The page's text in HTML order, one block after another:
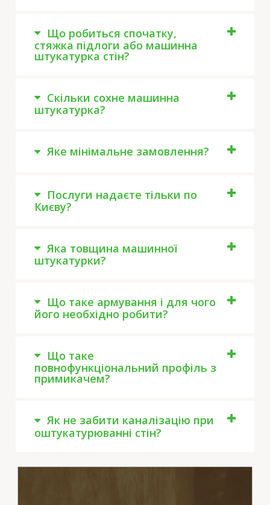
Що робиться спочатку,
стяжка підлоги або машинна
штукатурка стін?
Скільки сохне машинна
штукатурка?
Яке мінімальне замовлення?
Послуги надаєте тільки по
Києву?
Яка товщина машинної
штукатурки?
Що таке армування і для чого
його необхідно робити?
Що таке
повнофункціональний профіль з
примикачем?
Як не забити каналізацію при
оштукатурюванні стін?